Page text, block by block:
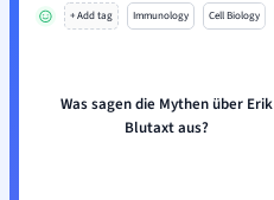
+ Add tag Immunology Cell Biology
Was sagen die Mythen über Erik
Blutaxt aus?